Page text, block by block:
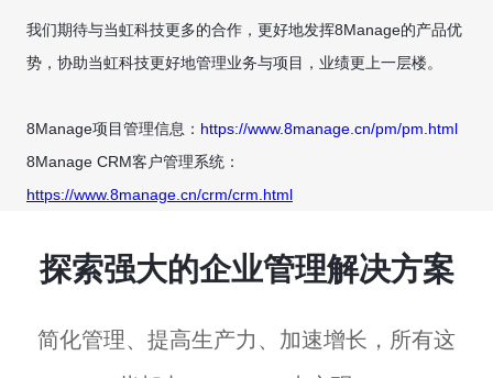
我们期待与当虹科技更多的合作，更好地发挥8Manage的产品优
势，协助当虹科技更好地管理业务与项目，业绩更上一层楼。
8Manage项目管理信息： https://www.8manage.cn/pm/pm.html
8Manage CRM客户管理系统：
https://www.8manage.cn/crm/crm.html
探索强大的企业管理解决方案
简化管理、提高生产力、加速增长，所有这